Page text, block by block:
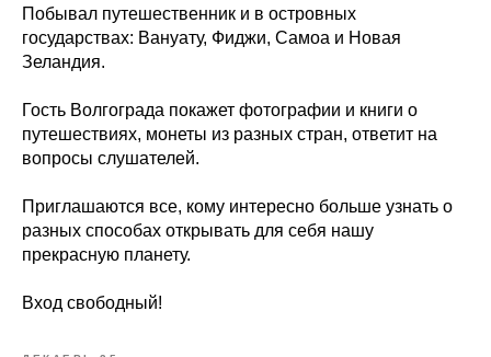
Побывал путешественник и в островных
государствах: Вануату, Фиджи, Самоа и Новая
Зеландия.
Гость Волгограда покажет фотографии и книги о
путешествиях, монеты из разных стран, ответит на
вопросы слушателей.
Приглашаются все, кому интересно больше узнать о
разных способах открывать для себя нашу
прекрасную планету.
Вход свободный!